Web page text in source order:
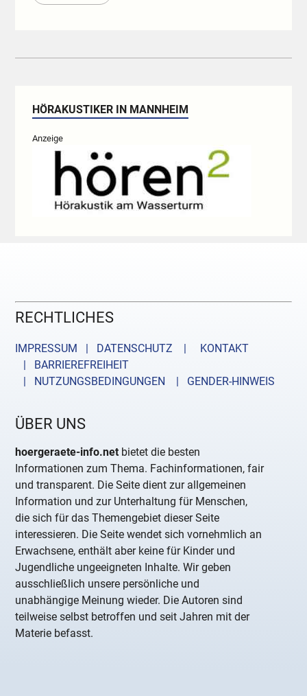
HÖRAKUSTIKER IN MANNHEIM
Anzeige
RECHTLICHES
IMPRESSUM | DATENSCHUTZ |
KONTAKT
| BARRIEREFREIHEIT
| NUTZUNGSBEDINGUNGEN
| GENDER-HINWEIS
ÜBER UNS
hoergeraete-info.net bietet die besten
Informationen zum Thema. Fachinformationen, fair
und transparent. Die Seite dient zur allgemeinen
Information und zur Unterhaltung für Menschen,
die sich für das Themengebiet dieser Seite
interessieren. Die Seite wendet sich vornehmlich an
Erwachsene, enthält aber keine für Kinder und
Jugendliche ungeeigneten Inhalte. Wir geben
ausschließlich unsere persönliche und
unabhängige Meinung wieder. Die Autoren sind
teilweise selbst betroffen und seit Jahren mit der
Materie befasst.